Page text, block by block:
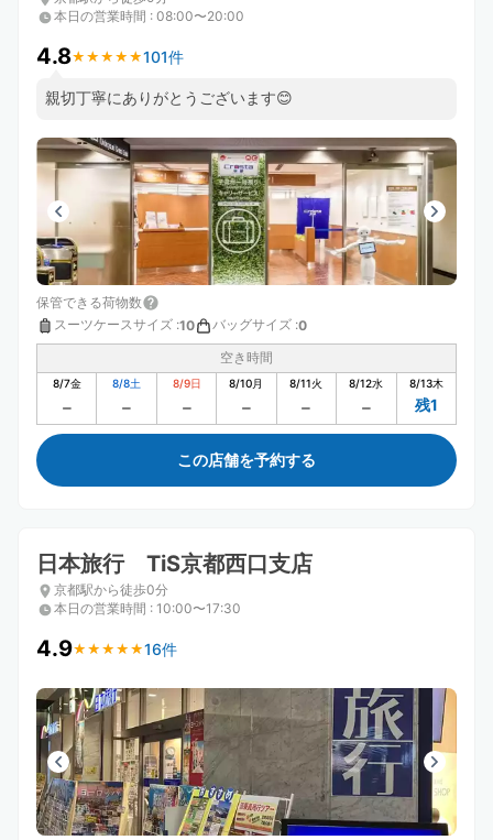
shortcuts
for
changing
dates.
shortcuts
for
changing
dates.
本日の営業時間 : 08:00〜20:00
4.8★ ★ ★ ★ ★
★ ★ ★ ★ ★101件
親切丁寧にありがとうございます😊
保管できる荷物数
スーツケースサイズ :10 バッグサイズ :0
空き時間
8/7金 8/8土 8/9日 8/10月 8/11火 8/12水 8/13木
残1
この店舗を予約する
日本旅行 TiS京都西口支店
京都駅から徒歩0分
本日の営業時間 : 10:00〜17:30
4.9★ ★ ★ ★ ★
★ ★ ★ ★ ★16件